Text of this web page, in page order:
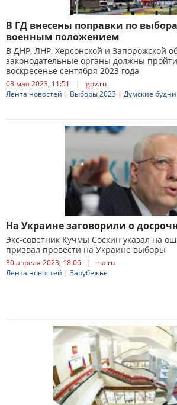
В ГД внесены поправки по
военным положением
В ДНР, ЛНР, Херсонской и Запорожской
законодательные органы должны
воскресенье сентября 2023 года
03 мая 2023, 11:51 |
gov.ru
Лента новостей | Выборы 2023 | Думские будни
На Украине заговорили о
Экс-советник Кучмы Соскин указал на
призвал провести на Украине выборы
30 апреля 2023, 18:06 |
ria.ru
Лента новостей | Зарубежье